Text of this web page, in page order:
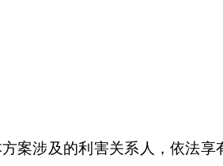
案涉及的利害关系人，依法